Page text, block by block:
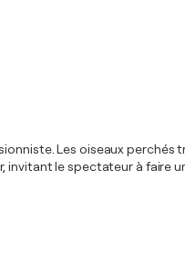
Les oiseaux perchés
le spectateur à faire